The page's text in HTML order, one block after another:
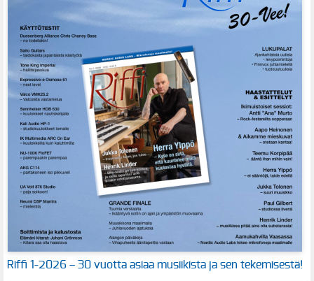
Riffi 1-2026 – 30 vuotta asiaa musiikista ja sen tekemisestä!